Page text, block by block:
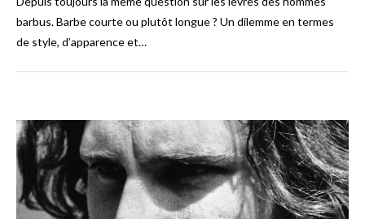
barbus. Barbe courte ou plutôt longue ? Un dilemme en termes
de style, d’apparence et…